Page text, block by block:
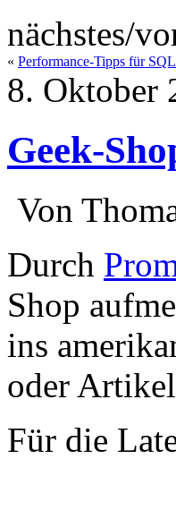
nächstes/
« Performance-Tipps für
8. Oktober
Geek-
Von
Durch
Shop
ins
oder
Für die